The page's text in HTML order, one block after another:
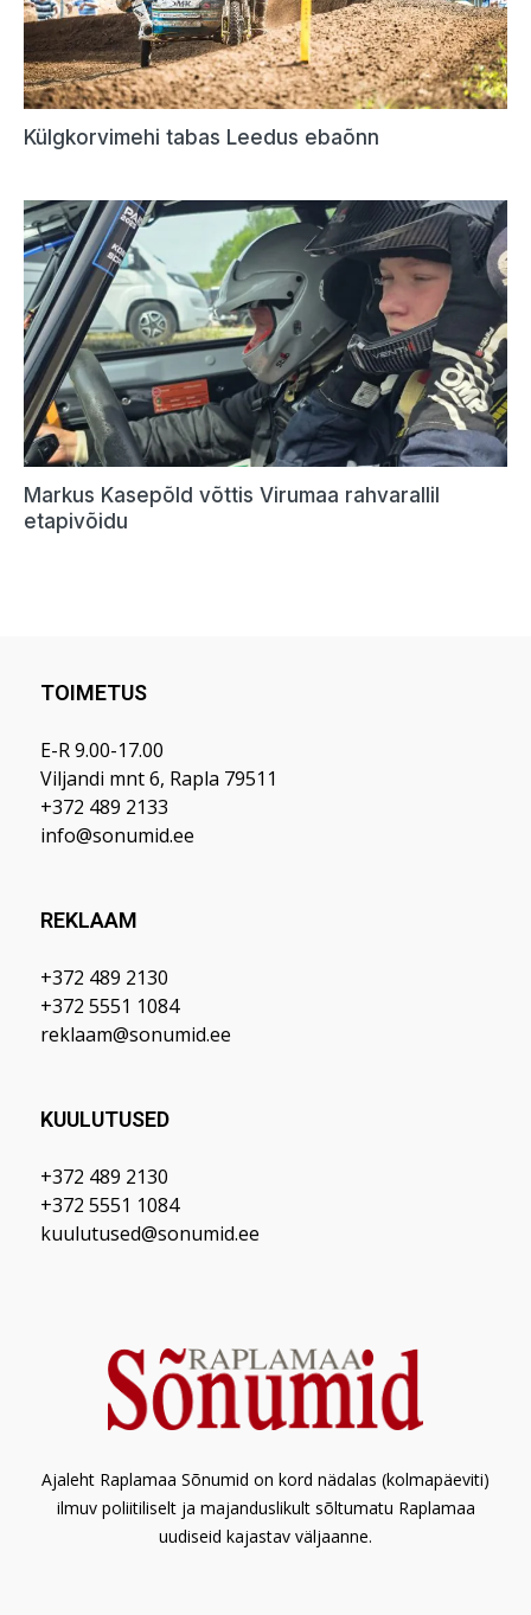
TOIMETUS
E-R 9.00-17.00
Viljandi mnt 6, Rapla 79511
+372 489 2133
info@sonumid.ee
REKLAAM
+372 489 2130
+372 5551 1084
reklaam@sonumid.ee
KUULUTUSED
+372 489 2130
+372 5551 1084
kuulutused@sonumid.ee
Ajaleht Raplamaa Sõnumid on kord nädalas (kolmapäeviti)
ilmuv poliitiliselt ja majanduslikult sõltumatu Raplamaa
uudiseid kajastav väljaanne.